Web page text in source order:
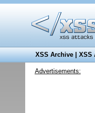
XSS Archive|XSS
Advertisements: